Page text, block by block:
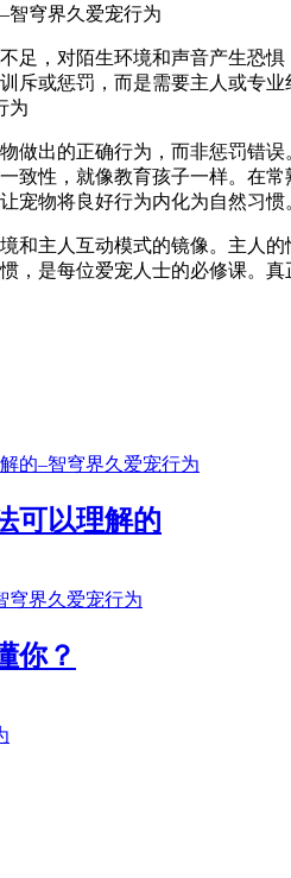
足，对陌生环境和声音产生恐
斥或惩罚，而是需要主人或专
做出的正确行为，而非惩罚错
致性，就像教育孩子一样。在
宠物将良好行为内化为自然习惯
和主人互动模式的镜像。主人
是每位爱宠人士的必修课。
可以理解的
你？